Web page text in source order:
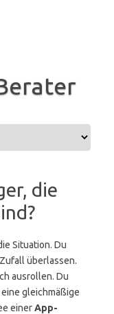
die
Situation. Du
überlassen.
ausrollen. Du
gleichmäßige
einerApp-